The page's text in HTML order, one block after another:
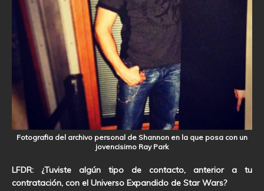
Fotografia del archivo personal de Shannon en la que posa con un
jovencisimo Ray Park
LFDR: ¿Tuviste algún tipo de contacto, anterior a tu
contratación, con el Universo Expandido de Star Wars?